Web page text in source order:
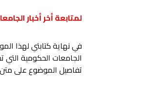
لمتابعة أخر أخبار
في نهاية كتابتي لهذا
الجامعات الحكومية التي
تفاصيل الموضوع على متن